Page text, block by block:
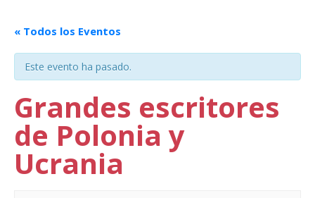
« Todos los Eventos
Este evento ha pasado.
Grandes escritores
de Polonia y
Ucrania